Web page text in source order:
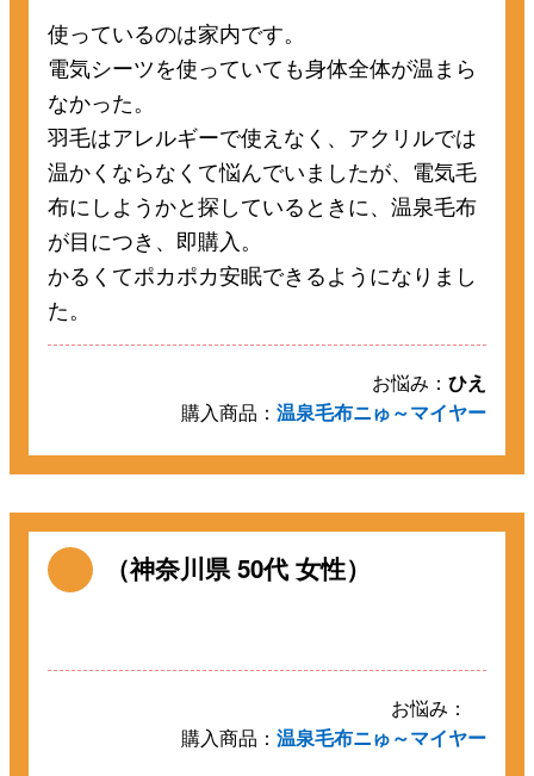
使っているのは家内です。
電気シーツを使っていても身体全体が温まら
なかった。
羽毛はアレルギーで使えなく、アクリルでは
温かくならなくて悩んでいましたが、電気毛
布にしようかと探しているときに、温泉毛布
が目につき、即購入。
かるくてポカポカ安眠できるようになりまし
た。
お悩み： ひえ
購入商品： 温泉毛布ニゅ～マイヤー
（神奈川県 50代 女性）
お悩み：
購入商品： 温泉毛布ニゅ～マイヤー